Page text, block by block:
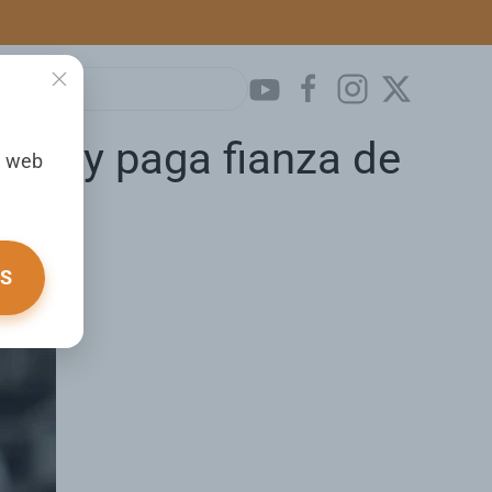
web
y paga fianza de